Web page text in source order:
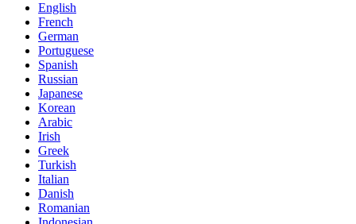
English
French
German
Portuguese
Spanish
Russian
Japanese
Korean
Arabic
Irish
Greek
Turkish
Italian
Danish
Romanian